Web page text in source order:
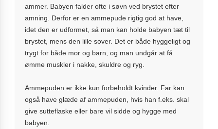
ammer. Babyen falder ofte i søvn ved brystet efter
amning. Derfor er en ammepude rigtig god at have,
idet den er udformet, så man kan holde babyen tæt til
brystet, mens den lille sover. Det er både hyggeligt og
trygt for både mor og barn, og man undgår at få
ømme muskler i nakke, skuldre og ryg.
Ammepuden er ikke kun forbeholdt kvinder. Far kan
også have glæde af ammepuden, hvis han f.eks. skal
give sutteflaske eller bare vil sidde og hygge med
babyen.